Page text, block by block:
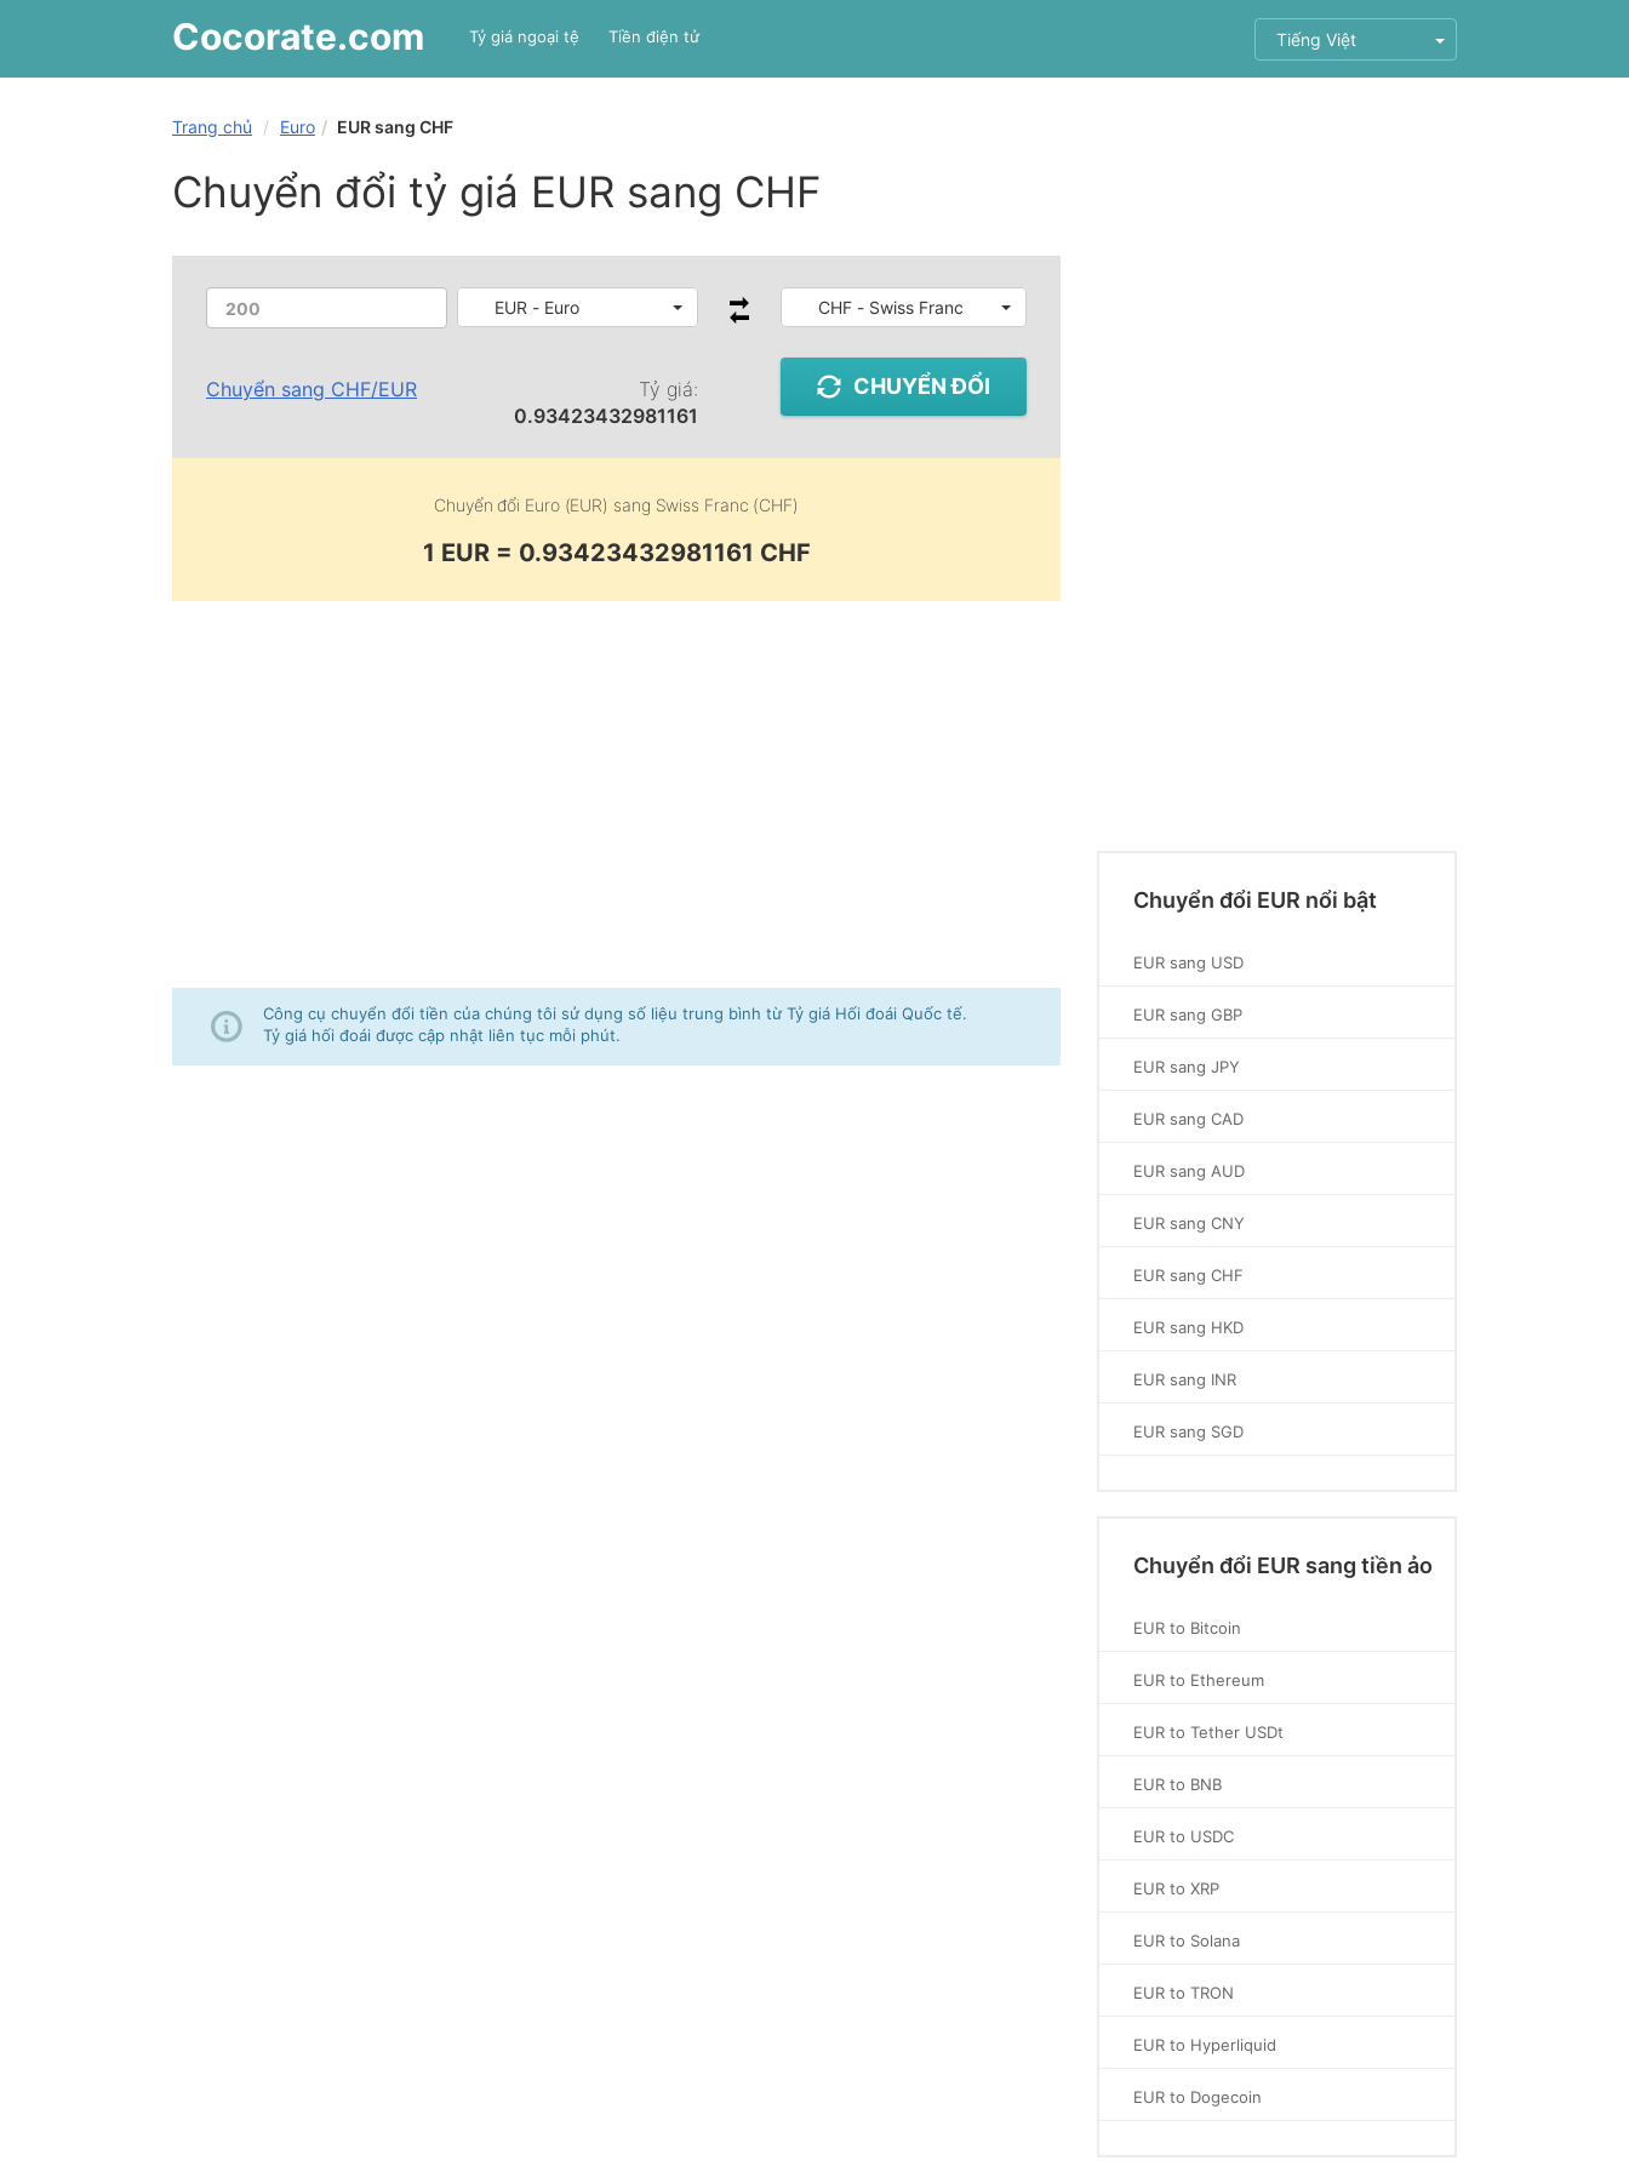
Cocorate.com Tỷ giá ngoại tệ Tiền điện tử Tiếng Việt
Trang chủ Euro EUR sang CHF
Chuyển đổi tỷ giá EUR sang CHF
EUR - Euro CHF - Swiss Franc
Chuyển sang CHF/EUR
Tỷ giá:
0.93423432981161
CHUYỂN ĐỔI
Chuyển đổi Euro (EUR) sang Swiss Franc (CHF)
1 EUR = 0.93423432981161 CHF
Công cụ chuyển đổi tiền của chúng tôi sử dụng số liệu trung bình từ Tỷ giá Hối đoái Quốc tế.
Tỷ giá hối đoái được cập nhật liên tục mỗi phút.
Chuyển đổi EUR nổi bật
EUR sang USD
EUR sang GBP
EUR sang JPY
EUR sang CAD
EUR sang AUD
EUR sang CNY
EUR sang CHF
EUR sang HKD
EUR sang INR
EUR sang SGD
Chuyển đổi EUR sang tiền ảo
EUR to Bitcoin
EUR to Ethereum
EUR to Tether USDt
EUR to BNB
EUR to USDC
EUR to XRP
EUR to Solana
EUR to TRON
EUR to Hyperliquid
EUR to Dogecoin